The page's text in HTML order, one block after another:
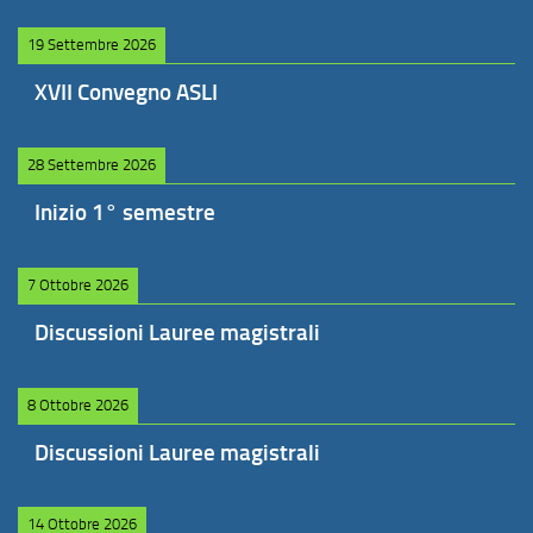
19 Settembre 2026
XVII Convegno ASLI
28 Settembre 2026
Inizio 1° semestre
7 Ottobre 2026
Discussioni Lauree magistrali
8 Ottobre 2026
Discussioni Lauree magistrali
14 Ottobre 2026